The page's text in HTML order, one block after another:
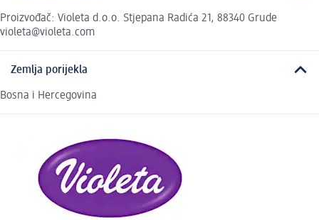
Proizvođač: Violeta d.o.o. Stjepana Radića 21, 88340 Grude
violeta@violeta.com
Zemlja porijekla
Bosna i Hercegovina